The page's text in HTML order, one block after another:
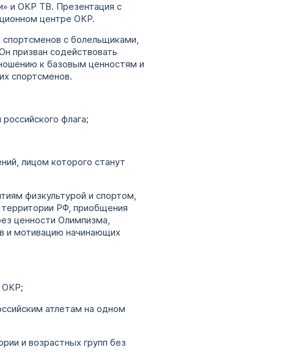
и ОКР ТВ. Презентация с
центре ОКР.
с болельщиками,
призван содействовать
к базовым ценностям и
спортсменов.
флага;
лицом которого станут
физкультурой и спортом,
РФ, приобщения
ценности Олимпизма,
и мотивацию начинающих
ОКР;
атлетам на одном
и возрастных групп без